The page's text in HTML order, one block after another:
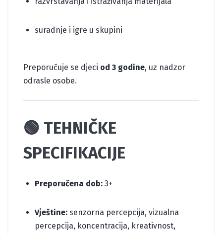
suradnje i igre u skupini
Preporučuje se djeci od 3 godine, uz nadzor
odrasle osobe.
🟢 TEHNIČKE
SPECIFIKACIJE
Preporučena dob: 3+
Vještine: senzorna percepcija, vizualna
percepcija, koncentracija, kreativnost,